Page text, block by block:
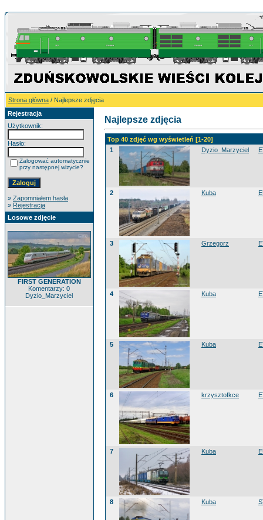
Strona główna / Najlepsze zdjęcia
Rejestracja
Użytkownik:
Hasło:
Zalogować automatycznie
przy następnej wizycie?
» Zapomniałem hasła
» Rejestracja
Losowe zdjęcie
FIRST GENERATION
Komentarzy: 0
Dyzio_Marzyciel
Najlepsze zdjęcia
Top 40 zdjęć wg wyświetleń [1-20]
1
Dyzio_Marzyciel
2 Kuba
3 Grzegorz
4 Kuba
5 Kuba
6 krzysztofkce
7 Kuba
8 Kuba